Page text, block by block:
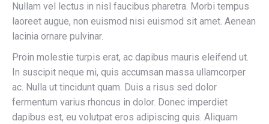
Nullam vel lectus in nisl faucibus pharetra. Morbi tempus
laoreet augue, non euismod nisi euismod sit amet. Aenean
lacinia ornare pulvinar.
Proin molestie turpis erat, ac dapibus mauris eleifend ut.
In suscipit neque mi, quis accumsan massa ullamcorper
ac. Nulla ut tincidunt quam. Duis a risus sed dolor
fermentum varius rhoncus in dolor. Donec imperdiet
dapibus est, eu volutpat eros adipiscing quis. Aliquam